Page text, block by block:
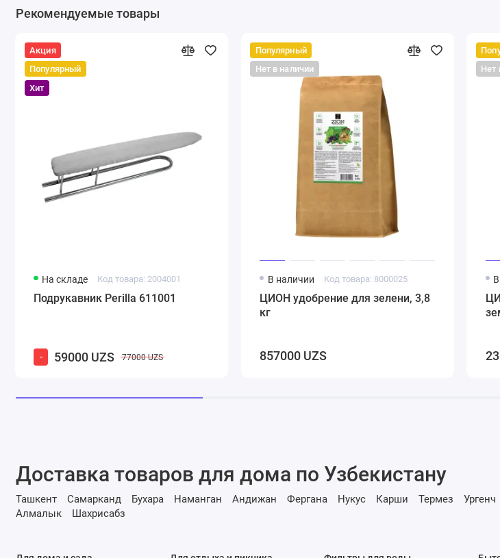
Рекомендуемые товары
Акция
Популярный
Хит
На складе Код товара: 2004001
Подрукавник Perilla 611001
- 59000 UZS 77000 UZS
Популярный
Нет в наличии
В наличии Код товара: 8000025
ЦИОН удобрение для зелени, 3,8
кг
857000 UZS
Нет
Доставка товаров для дома по Узбекистану
Ташкент Самарканд Бухара Наманган Андижан Фергана Нукус Карши Термез Ургенч
Алмалык
Шахрисабз